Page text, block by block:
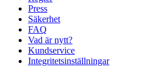
Press
Säkerhet
FAQ
Vad är nytt?
Kundservice
Integritetsinställningar